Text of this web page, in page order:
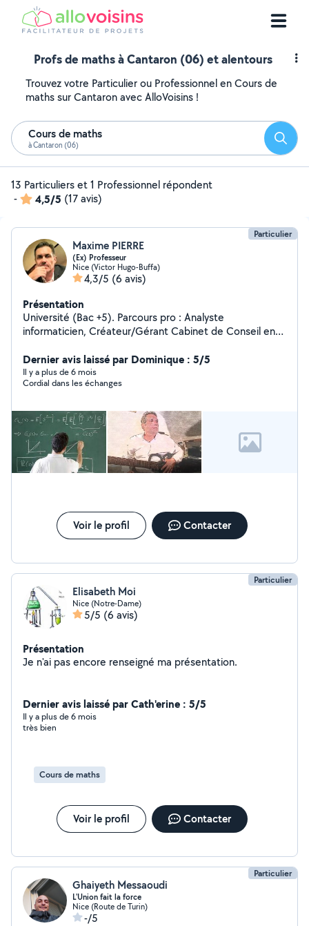
Profs de maths à Cantaron (06) et alentours
Trouvez votre Particulier ou Professionnel en Cours de
maths sur Cantaron avec AlloVoisins !
Cours de maths
à Cantaron (06)
13 Particuliers et 1 Professionnel répondent
-
4,5/5 (17 avis)
Particulier
Maxime PIERRE
(Ex) Professeur
Nice (Victor Hugo-Buffa)
4,3/5 (6 avis)
Présentation
Université (Bac +5). Parcours pro : Analyste
informaticien, Créateur/Gérant Cabinet de Conseil en
Aujourd'hui, je dispense des cours de mathématiques et
de guitare acoustique.
Dernier avis laissé par Dominique : 5/5
Il y a plus de 6 mois
Cordial dans les échanges
Voir le profil Contacter
Particulier
Elisabeth Moi
Nice (Notre-Dame)
5/5 (6 avis)
Présentation
Je n'ai pas encore renseigné ma présentation.
Dernier avis laissé par Cath'erine : 5/5
Il y a plus de 6 mois
très bien
Cours de maths
Voir le profil Contacter
Particulier
Ghaiyeth Messaoudi
L'Union fait la force
Nice (Route de Turin)
-/5